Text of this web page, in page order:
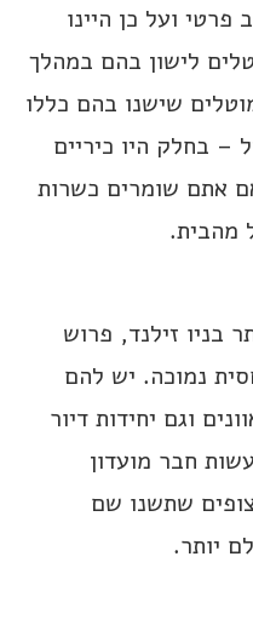
פרטי ועל כן היינו
לישון בהם במהלך
שישנו בהם כללו
– בחלק היו כיריים
אתם שומרים כשרות
מהבית.
בניו זילנד, פרוש
נמוכה. יש להם
וגם יחידות דיור
חבר מועדון
שתשנו שם
יותר.